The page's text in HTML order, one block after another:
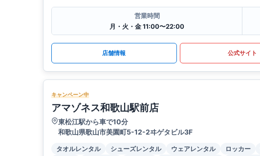
営業時間
月・火・金 11:00〜22:00
店舗情報 公式サイト
キャンペーン中
アマゾネス和歌山駅前店
東松江駅から車で10分
和歌山県歌山市美園町5-12-2ヰゲタビル3F
タオルレンタル シューズレンタル ウェアレンタル ロッカー